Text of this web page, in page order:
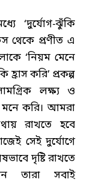
‘দুর্যোগ-ঝুঁকি
থেকে প্রণীত এ
‘নিয়ম মেনে
করি’ প্রকল্প
লক্ষ্য ও
মনে করি। আমরা
রাখতে হবে
সেই দুর্যোগে
দৃষ্টি রাখতে
তারা সবাই